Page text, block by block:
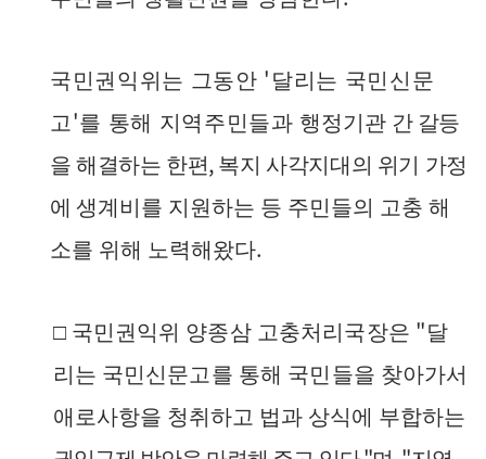
국민권익위는 그동안 ' 달리는 국민신문
고'를 통해 지역주민들과 행정기관 간 갈등
을 해결하는 한편, 복지 사각지대의 위기 가정
에 생계비를 지원하는 등 주민들의 고충 해
소를 위해 노력해왔다.
□ 국민권익위 양종삼 고충처리국장은 "달
리는 국민신문고를 통해 국민 들을 찾아가서
애로사항을 청취하고 법과 상식에 부합하는